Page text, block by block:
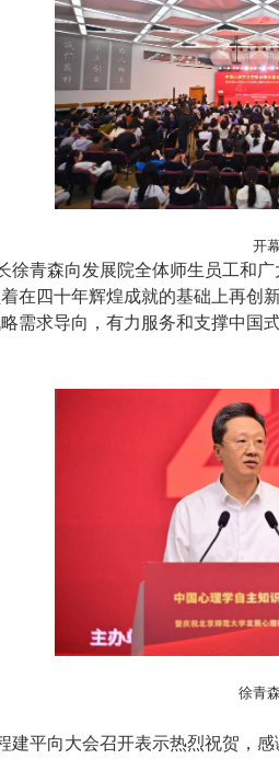
开
徐青森向发展院全体师生员工和
在四十年辉煌成就的基础上再创
需求导向，有力服务和支撑中国
徐青
建平向大会召开表示热烈祝贺，